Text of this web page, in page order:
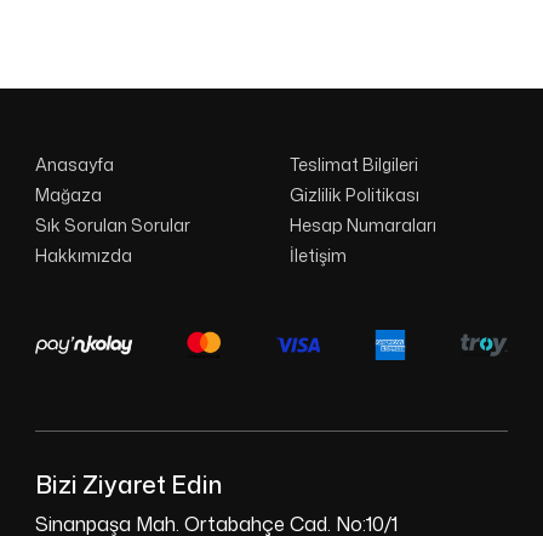
Bizi Ziyaret Edin
Sinanpaşa Mah. Ortabahçe Cad. No:10/1
Anasayfa
Mağaza
Sık Sorulan Sorular
Hakkımızda
Teslimat Bilgileri
Gizlilik Politikası
Hesap Numaraları
İletişim